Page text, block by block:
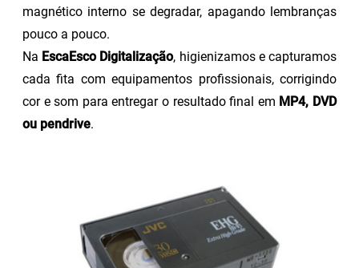
magnético interno se degradar, apagando lembranças
pouco a pouco.
Na EscaEsco Digitalização, higienizamos e capturamos
cada fita com equipamentos profissionais, corrigindo
cor e som para entregar o resultado final em MP4, DVD
ou pendrive.